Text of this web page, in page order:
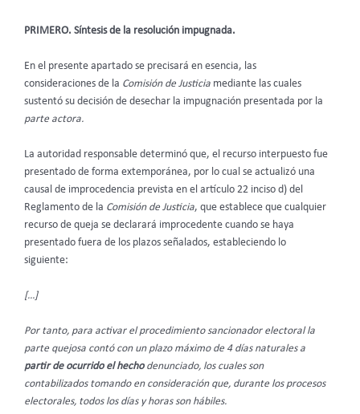
PRIMERO. Síntesis de la resolución impugnada.
En el presente apartado se precisará en esencia, las
consideraciones de la Comisión de Justicia mediante las cuales
sustentó su decisión de desechar la impugnación presentada por la
parte actora.
La autoridad responsable determinó que, el recurso interpuesto fue
presentado de forma extemporánea, por lo cual se actualizó una
causal de improcedencia prevista en el artículo 22 inciso d) del
Reglamento de la Comisión de Justicia, que establece que cualquier
recurso de queja se declarará improcedente cuando se haya
presentado fuera de los plazos señalados, estableciendo lo
siguiente:
[…]
Por tanto, para activar el procedimiento sancionador electoral la
parte quejosa contó con un plazo máximo de 4 días naturales a
partir de ocurrido el hechodenunciado, los cuales son
contabilizados tomando en consideración que, durante los procesos
electorales, todos los días y horas son hábiles.